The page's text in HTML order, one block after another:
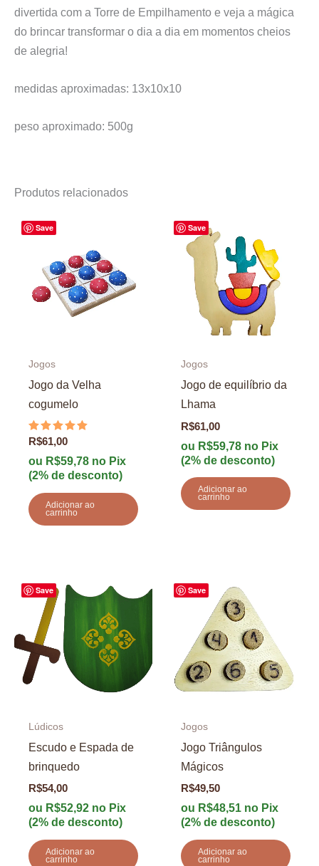
divertida com a Torre de Empilhamento e veja a mágica
do brincar transformar o dia a dia em momentos cheios
de alegria!
medidas aproximadas: 13x10x10
peso aproximado: 500g
Produtos relacionados
Save
Jogos
Jogo da Velha
cogumelo
Avaliação
5.00
de 5
R$61,00
ou R$59,78no Pix
(2% de desconto)
Adicionar ao
carrinho
Save
Jogos
Jogo de equilíbrio da
Lhama
R$61,00
ou R$59,78no Pix
(2% de desconto)
Adicionar ao
carrinho
Save
Lúdicos
Escudo e Espada de
brinquedo
R$54,00
ou R$52,92no Pix
(2% de desconto)
Adicionar ao
carrinho
Save
Jogos
Jogo Triângulos
Mágicos
R$49,50
ou R$48,51no Pix
(2% de desconto)
Adicionar ao
carrinho